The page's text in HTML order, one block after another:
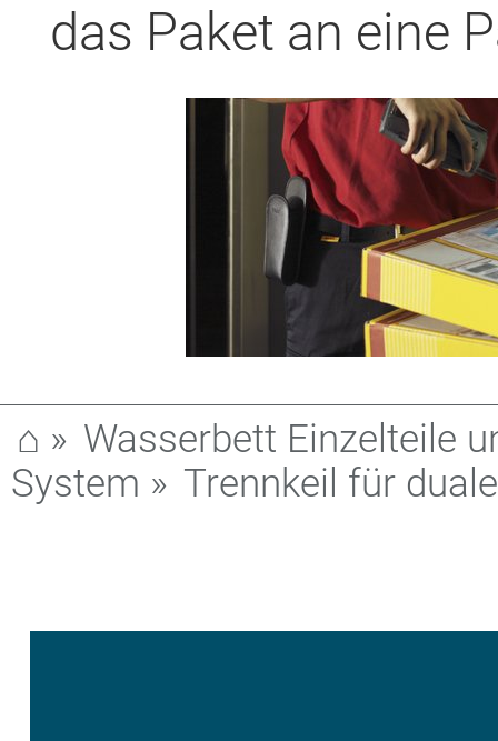
das Paket an eine
⌂ » Wasserbett Einzelteile
System » Trennkeil für